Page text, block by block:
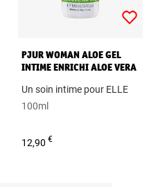
PJUR WOMAN ALOE GEL
INTIME ENRICHI ALOE VERA
Un soin intime pour ELLE
100ml
12,90€